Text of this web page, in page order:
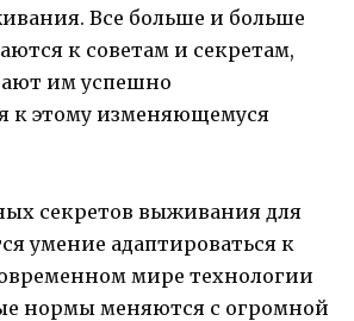
Все больше и больше
к советам и секретам,
им успешно
к этому изменяющемуся
секретов выживания для
умение адаптироваться к
мире технологии
нормы меняются с огромной